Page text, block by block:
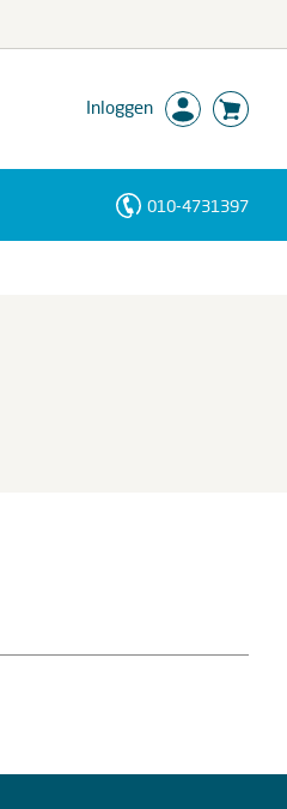
Inloggen
010-4731397